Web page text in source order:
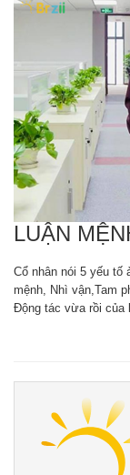
LUẬN
Cổ nhân nói 5 yếu tố
mệnh, Nhì vận,Tam
Động tác vừa rồi của
của người khác.